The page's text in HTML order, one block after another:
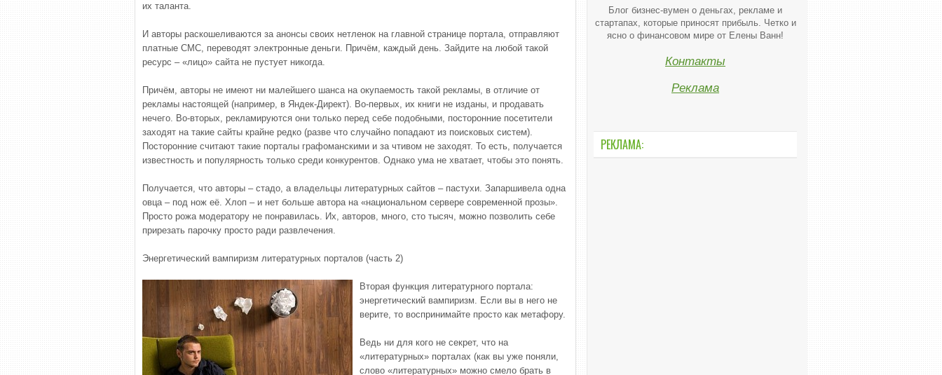
их таланта.
И авторы раскошеливаются за анонсы своих нетленок на главной странице портала, отправляют
платные СМС, переводят электронные деньги. Причём, каждый день. Зайдите на любой такой
ресурс – «лицо» сайта не пустует никогда.
Причём, авторы не имеют ни малейшего шанса на окупаемость такой рекламы, в отличие от
рекламы настоящей (например, в Яндек-Директ). Во-первых, их книги не изданы, и продавать
нечего. Во-вторых, рекламируются они только перед себе подобными, посторонние посетители
заходят на такие сайты крайне редко (разве что случайно попадают из поисковых систем).
Посторонние считают такие порталы графоманскими и за чтивом не заходят. То есть, получается
известность и популярность только среди конкурентов. Однако ума не хватает, чтобы это понять.
Получается, что авторы – стадо, а владельцы литературных сайтов – пастухи. Запаршивела одна
овца – под нож её. Хлоп – и нет больше автора на «национальном сервере современной прозы».
Просто рожа модератору не понравилась. Их, авторов, много, сто тысяч, можно позволить себе
прирезать парочку просто ради развлечения.
Энергетический вампиризм литературных порталов (часть 2)
Вторая функция литературного портала:
энергетический вампиризм. Если вы в него не
верите, то воспринимайте просто как метафору.
Ведь ни для кого не секрет, что на
«литературных» порталах (как вы уже поняли,
слово «литературных» можно смело брать в
Блог бизнес-вумен о деньгах, рекламе и
стартапах, которые приносят прибыль. Четко и
ясно о финансовом мире от Елены Ванн!
Контакты
Реклама
РЕКЛАМА: